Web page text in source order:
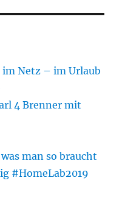
Netz – im Urlaub
4 Brenner mit
man so braucht
#HomeLab2019